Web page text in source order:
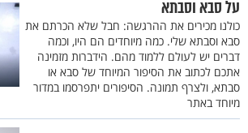
על סבא וסבתא
כולנו מכירים את ההרגשה: חבל שלא הכרתם את
סבא וסבתא שלי. כמה מיוחדים הם היו, וכמה
דברים יש לעולם ללמוד מהם. הידברות מזמינה
אתכם לכתוב את הסיפור המיוחד של סבא או
סבתא, ולצרף תמונה. הסיפורים יתפרסמו במדור
מיוחד באתר